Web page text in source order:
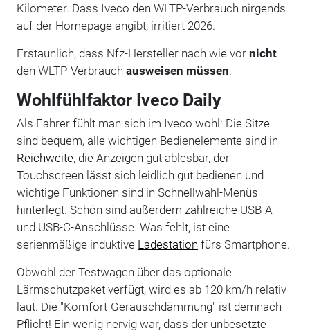
Kilometer. Dass Iveco den WLTP-Verbrauch nirgends
auf der Homepage angibt, irritiert 2026.
Erstaunlich, dass Nfz-Hersteller nach wie vor nicht
den WLTP-Verbrauch ausweisen müssen.
Wohlfühlfaktor Iveco Daily
Als Fahrer fühlt man sich im Iveco wohl: Die Sitze
sind bequem, alle wichtigen Bedienelemente sind in
Reichweite, die Anzeigen gut ablesbar, der
Touchscreen lässt sich leidlich gut bedienen und
wichtige Funktionen sind in Schnellwahl-Menüs
hinterlegt. Schön sind außerdem zahlreiche USB-A-
und USB-C-Anschlüsse. Was fehlt, ist eine
serienmäßige induktive Ladestation fürs Smartphone.
Obwohl der Testwagen über das optionale
Lärmschutzpaket verfügt, wird es ab 120 km/h relativ
laut. Die "Komfort-Geräuschdämmung" ist demnach
Pflicht! Ein wenig nervig war, dass der unbesetzte